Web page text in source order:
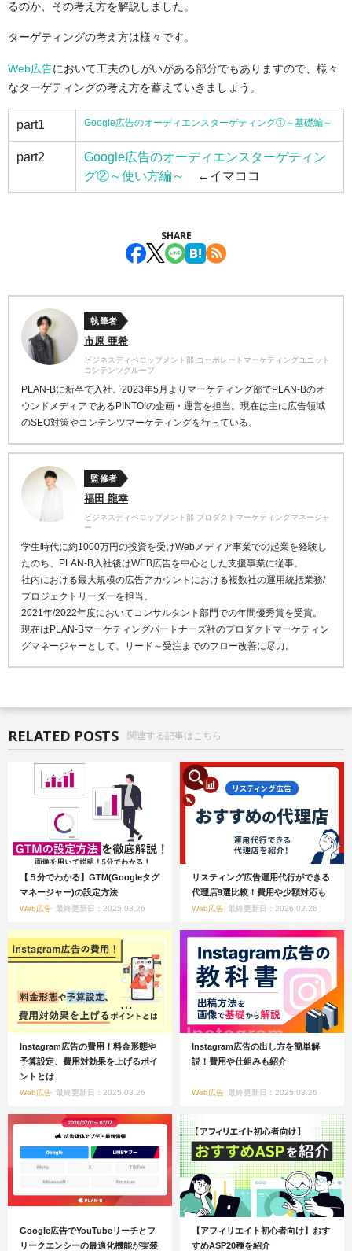
るのか、その考え方を解説しました。
ターゲティングの考え方は様々です。
Web広告において工夫のしがいがある部分でもありますので、様々
なターゲティングの考え方を蓄えていきましょう。
part1 Google広告のオーディエンスターゲティング①～基礎編～
part2
Google広告のオーディエンスターゲティン
グ②～使い方編～
←イマココ
SHARE
執筆者
市原 亜希
ビジネスディベロップメント部 コーポレートマーケティングユニット
コンテンツグループ
PLAN-Bに新卒で入社。2023年5月よりマーケティング部でPLAN-Bのオ
ウンドメディアであるPINTO!の企画・運営を担当。現在は主に広告領域
のSEO対策やコンテンツマーケティングを行っている。
監修者
福田 龍幸
ビジネスディベロップメント部 プロダクトマーケティングマネージャ
ー
学生時代に約1000万円の投資を受けWebメディア事業での起業を経験し
たのち、PLAN-B入社後はWEB広告を中心とした支援事業に従事。
社内における最大規模の広告アカウントにおける複数社の運用統括業務/
プロジェクトリーダーを担当。
2021年/2022年度においてコンサルタント部門での年間優秀賞を受賞。
現在はPLAN-Bマーケティングパートナーズ社のプロダクトマーケティン
グマネージャーとして、リード～受注までのフロー改善に尽力。
RELATED POSTS 関連する記事はこちら
【５分でわかる】GTM(Googleタグ
マネージャー)の設定方法
Web広告 最終更新日：2025.08.26
リスティング広告運用代行ができる
代理店9選比較！費用や少額対応も
Web広告 最終更新日：2026.02.26
Instagram広告の費用！料金形態や
予算設定、費用対効果を上げるポイ
ントとは
Web広告 最終更新日：2025.08.26
Instagram広告の出し方を簡単解
説！費用や仕組みも紹介
Web広告 最終更新日：2025.08.26
Google広告でYouTubeリーチとフ
リークエンシーの最適化機能が実装
【アフィリエイト初心者向け】おす
すめASP20種を紹介